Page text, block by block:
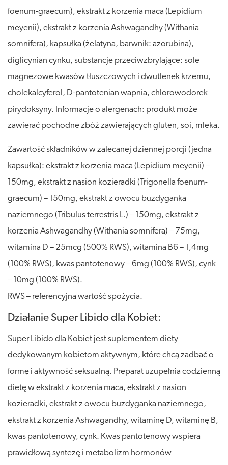
foenum-graecum), ekstrakt z korzenia maca (Lepidium
meyenii), ekstrakt z korzenia Ashwagandhy (Withania
somnifera), kapsułka (żelatyna, barwnik: azorubina),
diglicynian cynku, substancje przeciwzbrylające: sole
magnezowe kwasów tłuszczowych i dwutlenek krzemu,
cholekalcyferol, D-pantotenian wapnia, chlorowodorek
pirydoksyny. Informacje o alergenach: produkt może
zawierać pochodne zbóż zawierających gluten, soi, mleka.
Zawartość składników w zalecanej dziennej porcji (jedna
kapsułka): ekstrakt z korzenia maca (Lepidium meyenii) –
150mg, ekstrakt z nasion kozieradki (Trigonella foenum-
graecum) – 150mg, ekstrakt z owocu buzdyganka
naziemnego (Tribulus terrestris L.) – 150mg, ekstrakt z
korzenia Ashwagandhy (Withania somnifera) – 75mg,
witamina D – 25mcg (500% RWS), witamina B6 – 1,4mg
(100% RWS), kwas pantotenowy – 6mg (100% RWS), cynk
– 10mg (100% RWS).
RWS – referencyjna wartość spożycia.
Działanie Super Libido dla Kobiet:
Super Libido dla Kobiet jest suplementem diety
dedykowanym kobietom aktywnym, które chcą zadbać o
formę i aktywność seksualną. Preparat uzupełnia codzienną
dietę w ekstrakt z korzenia maca, ekstrakt z nasion
kozieradki, ekstrakt z owocu buzdyganka naziemnego,
ekstrakt z korzenia Ashwagandhy, witaminę D, witaminę B,
kwas pantotenowy, cynk. Kwas pantotenowy wspiera
prawidłową syntezę i metabolizm hormonów